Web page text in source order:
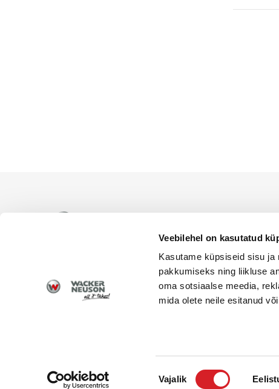
Veebilehel on kasutatud
Kasutame küpsiseid sisu
pakkumiseks ning liikluse
oma sotsiaalse meedia,
mida olete neile esitanud
Nõusoleku
valik
Vajalik